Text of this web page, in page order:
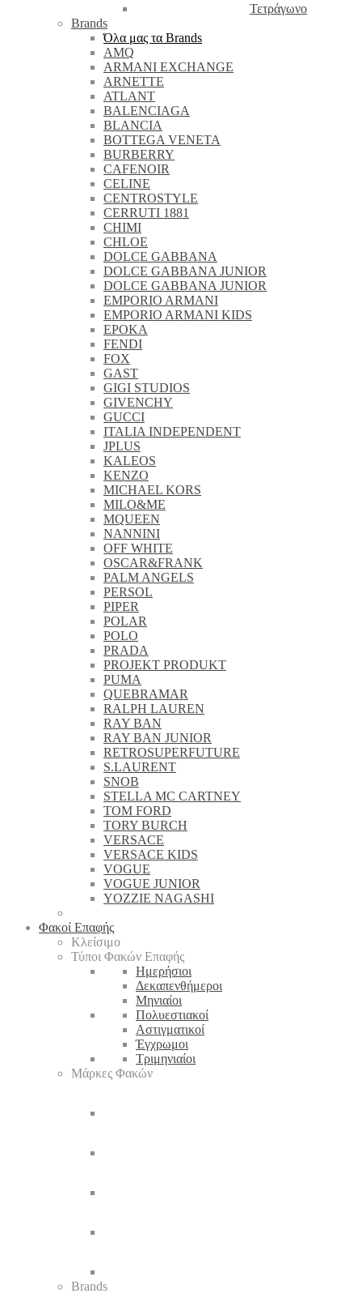
Τετράγωνο
Brands
Όλα μας τα Brands
AMQ
ARMANI EXCHANGE
ARNETTE
ATLANT
BALENCIAGA
BLANCIA
BOTTEGA VENETA
BURBERRY
CAFENOIR
CELINE
CENTROSTYLE
CERRUTI 1881
CHIMI
CHLOE
DOLCE GABBANA
DOLCE GABBANA JUNIOR
DOLCE GABBANA JUNIOR
EMPORIO ARMANI
EMPORIO ARMANI KIDS
EPOKA
FENDI
FOX
GAST
GIGI STUDIOS
GIVENCHY
GUCCI
ITALIA INDEPENDENT
JPLUS
KALEOS
KENZO
MICHAEL KORS
MILO&ME
MQUEEN
NANNINI
OFF WHITE
OSCAR&FRANK
PALM ANGELS
PERSOL
PIPER
POLAR
POLO
PRADA
PROJEKT PRODUKT
PUMA
QUEBRAMAR
RALPH LAUREN
RAY BAN
RAY BAN JUNIOR
RETROSUPERFUTURE
S.LAURENT
SNOB
STELLA MC CARTNEY
TOM FORD
TORY BURCH
VERSACE
VERSACE KIDS
VOGUE
VOGUE JUNIOR
YOZZIE NAGASHI
Φακοί Επαφής
Κλείσιμο
Τύποι Φακών Επαφής
Ημερήσιοι
Δεκαπενθήμεροι
Μηνιαίοι
Πολυεστιακοί
Αστιγματικοί
Έγχρωμοι
Τριμηνιαίοι
Μάρκες Φακών
Brands